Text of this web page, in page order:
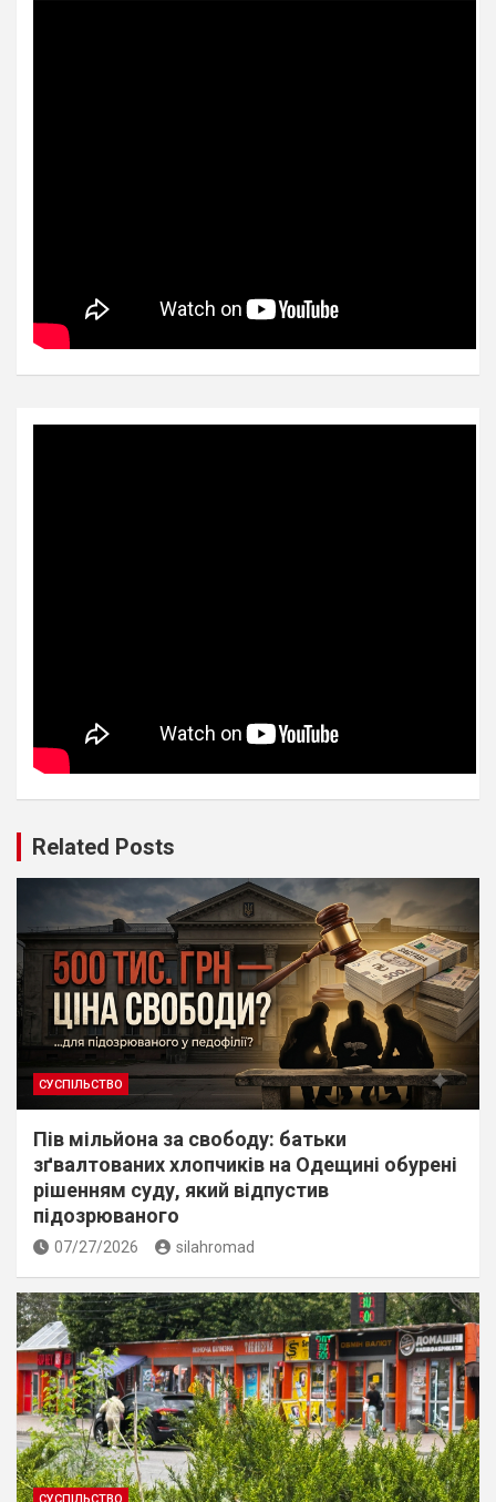
Related Posts
СУСПІЛЬСТВО
Пів мільйона за свободу: батьки
зґвалтованих хлопчиків на Одещині обурені
рішенням суду, який відпустив
підозрюваного
07/27/2026 silahromad